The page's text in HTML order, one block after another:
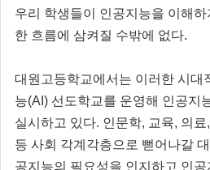
우리 학생들이 인공지능을 이해
한 흐름에 삼켜질 수밖에 없다.
대원고등학교에서는 이러한 시대
능(AI) 선도학교를 운영해 인공지
실시하고 있다. 인문학, 교육, 의
등 사회 각계각층으로 뻗어나갈
공지능의 필요성을 인지하고 인